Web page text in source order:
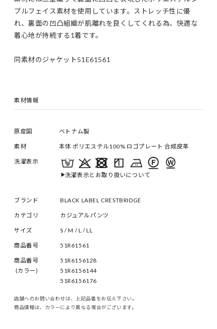
ブルフェイス素材を使用しています。ストレッチ性に優
れ、裏面の凹凸組織が肌離れを良くしてくれる為、快適な
着心地が持続する1着です。
同素材のジャケット51E61561
素材情報
原産国 ベトナム製
素材 本体 ポリエステル100% ロゴプレート 合成皮革
洗濯表示
洗濯表示とお取り扱いについて
ブランド BLACK LABEL CRESTBRIDGE
カテゴリ カジュアルパンツ
サイズ S M L LL
商品番号 51R61561
商品番号
(カラー)
51R6156128
51R6156144
51R6156176
店舗へのお問い合わせは、上記品番をお伝え下さい。
商品情報は、カラーにより異なる場合がございます。